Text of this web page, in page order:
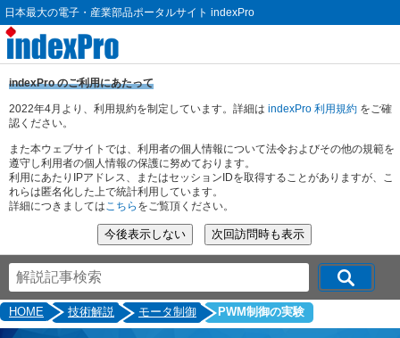
日本最大の電子・産業部品ポータルサイト indexPro
indexPro のご利用にあたって
2022年4月より、利用規約を制定しています。詳細は indexPro 利用規約 をご確
認ください。
また本ウェブサイトでは、利用者の個人情報について法令およびその他の規範を
遵守し利用者の個人情報の保護に努めております。
利用にあたりIPアドレス、またはセッションIDを取得することがありますが、こ
れらは匿名化した上で統計利用しています。
詳細につきましてはこちら をご覧頂ください。
HOME 技術解説 モータ制御 PWM制御の実験